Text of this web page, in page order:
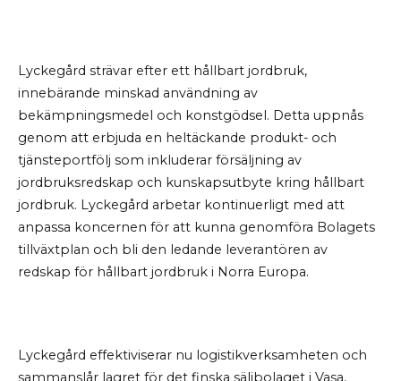
Lyckegård strävar efter ett hållbart jordbruk,
innebärande minskad användning av
bekämpningsmedel och konstgödsel. Detta uppnås
genom att erbjuda en heltäckande produkt- och
tjänsteportfölj som inkluderar försäljning av
jordbruksredskap och kunskapsutbyte kring hållbart
jordbruk. Lyckegård arbetar kontinuerligt med att
anpassa koncernen för att kunna genomföra Bolagets
tillväxtplan och bli den ledande leverantören av
redskap för hållbart jordbruk i Norra Europa.
Lyckegård effektiviserar nu logistikverksamheten och
sammanslår lagret för det finska säljbolaget i Vasa,